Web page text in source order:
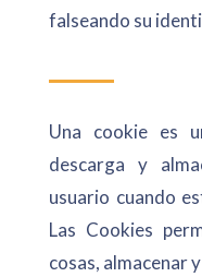
falseando su
Una cookie es
descarga y
usuario cuando
Las Cookies
cosas, almacenar